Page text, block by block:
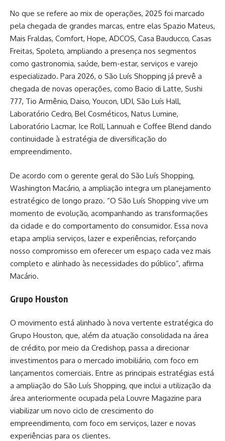
No que se refere ao mix de operações, 2025 foi marcado
pela chegada de grandes marcas, entre elas Spazio Mateus,
Mais Fraldas, Comfort, Hope, ADCOS, Casa Bauducco, Casas
Freitas, Spoleto, ampliando a presença nos segmentos
como gastronomia, saúde, bem-estar, serviços e varejo
especializado. Para 2026, o São Luís Shopping já prevê a
chegada de novas operações, como Bacio di Latte, Sushi
777, Tio Armênio, Daiso, Youcon, UDI, São Luís Hall,
Laboratório Cedro, Bel Cosméticos, Natus Lumine,
Laboratório Lacmar, Ice Roll, Lannuah e Coffee Blend dando
continuidade à estratégia de diversificação do
empreendimento.
De acordo com o gerente geral do São Luís Shopping,
Washington Macário, a ampliação integra um planejamento
estratégico de longo prazo. “O São Luís Shopping vive um
momento de evolução, acompanhando as transformações
da cidade e do comportamento do consumidor. Essa nova
etapa amplia serviços, lazer e experiências, reforçando
nosso compromisso em oferecer um espaço cada vez mais
completo e alinhado às necessidades do público”, afirma
Macário.
Grupo Houston
O movimento está alinhado à nova vertente estratégica do
Grupo Houston, que, além da atuação consolidada na área
de crédito, por meio da Credishop, passa a direcionar
investimentos para o mercado imobiliário, com foco em
lançamentos comerciais. Entre as principais estratégias está
a ampliação do São Luís Shopping, que inclui a utilização da
área anteriormente ocupada pela Louvre Magazine para
viabilizar um novo ciclo de crescimento do
empreendimento, com foco em serviços, lazer e novas
experiências para os clientes.